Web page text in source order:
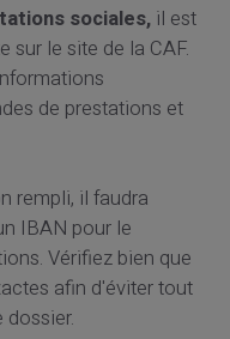
sociales,il est
sur le site de la CAF.
de prestations et
rempli, il faudra
IBAN pour le
Vérifiez bien que
afin d'éviter tout